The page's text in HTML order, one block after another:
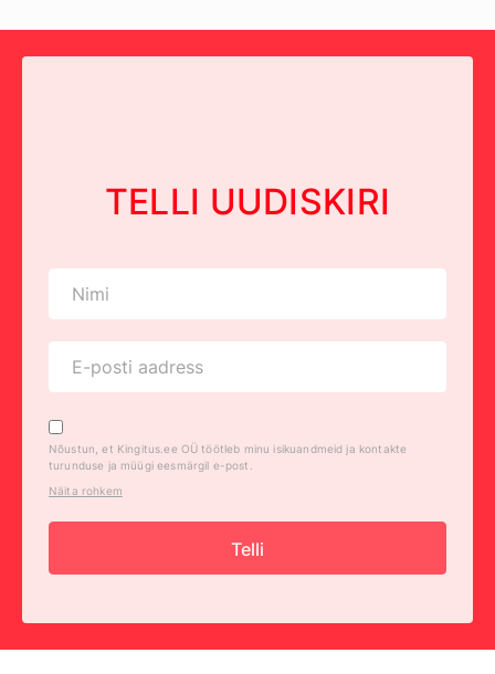
TELLI UUDISKIRI
Nõustun, et Kingitus.ee OÜ töötleb minu isikuandmeid ja kontakte
turunduse ja müügi eesmärgil e-post.
Näita rohkem
Telli